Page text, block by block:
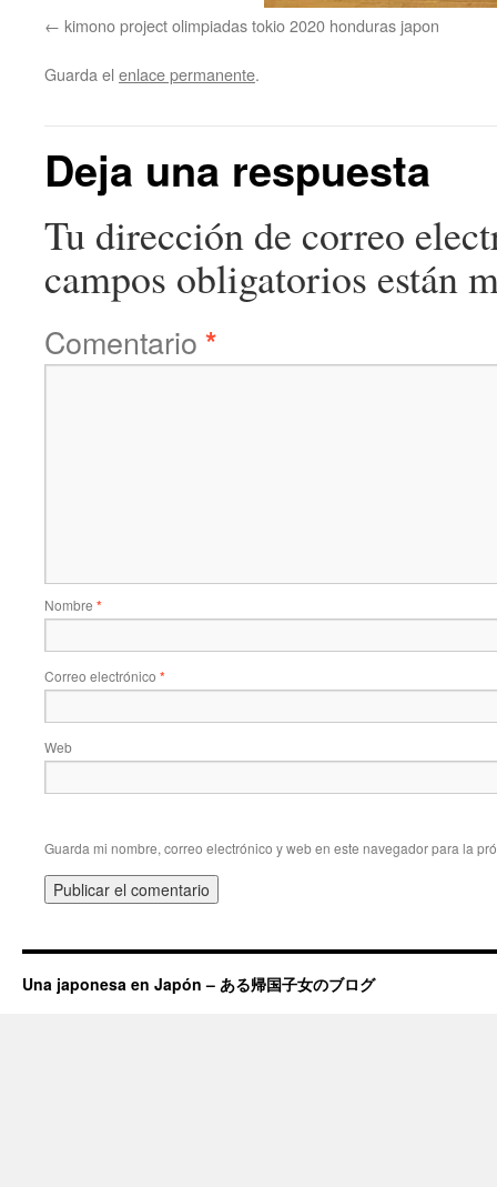
kimono project olimpiadas tokio 2020 honduras japon
Guarda el enlace permanente.
Deja una respuesta
Tu dirección de correo
campos obligatorios están
Comentario *
Nombre *
Correo electrónico *
Web
Guarda mi nombre, correo electrónico y web en este navegador para la
Una japonesa en Japón – ある帰国子女のブログ